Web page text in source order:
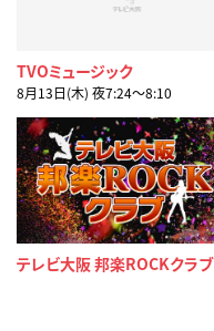
TVOミュージック
8月13日(木) 夜7:24〜8:10
テレビ大阪 邦楽ROCKクラブ